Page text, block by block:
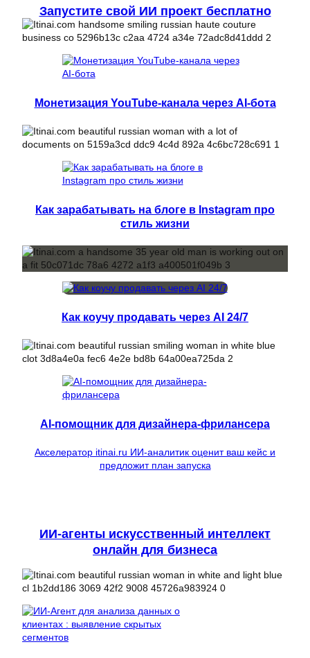
Запустите свой ИИ проект бесплатно
Монетизация YouTube-канала через AI-бота
Как зарабатывать на блоге в Instagram про
стиль жизни
Как коучу продавать через AI 24/7
AI-помощник для дизайнера-фрилансера
Акселератор itinai.ru ИИ-аналитик оценит ваш кейс и
предложит план запуска
ИИ-агенты искусственный интеллект
онлайн для бизнеса